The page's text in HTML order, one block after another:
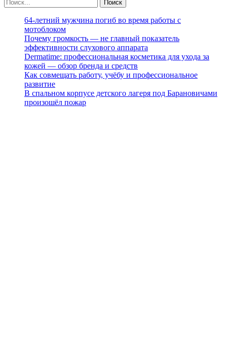
64-летний мужчина погиб во время работы с
мотоблоком
Почему громкость — не главный показатель
эффективности слухового аппарата
Dermatime: профессиональная косметика для ухода за
кожей — обзор бренда и средств
Как совмещать работу, учёбу и профессиональное
развитие
В спальном корпусе детского лагеря под Барановичами
произошёл пожар